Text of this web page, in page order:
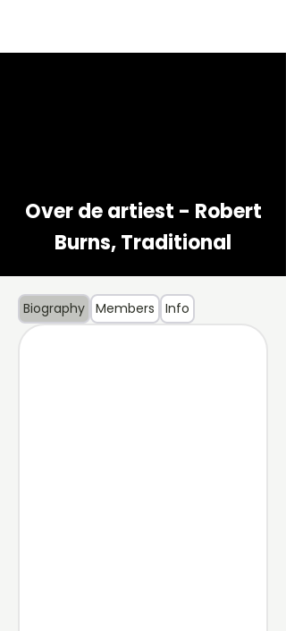
Over de artiest - Robert
Burns, Traditional
Biography Members Info